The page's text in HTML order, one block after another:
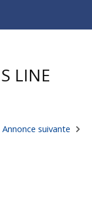
LINE
Annonce suivante